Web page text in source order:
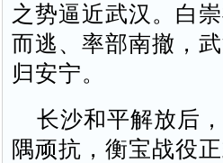
之势逼近武汉。白
而逃、率部南撤，
归安宁。
长沙和平解放后
隅顽抗，衡宝战役